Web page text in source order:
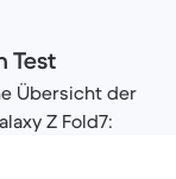
Test
Übersicht der
Z Fold7: